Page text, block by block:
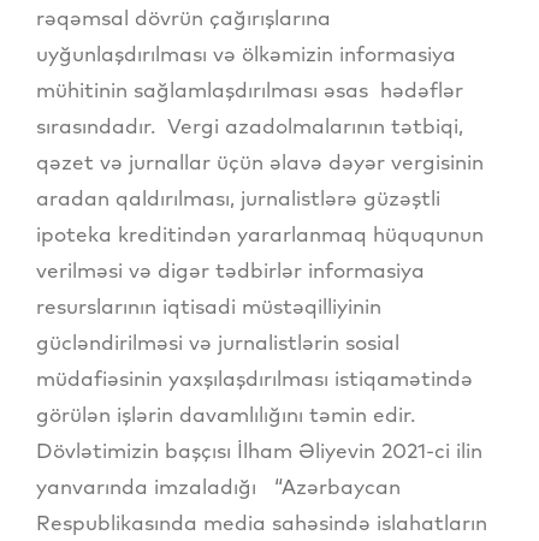
rəqəmsal dövrün çağırışlarına
uyğunlaşdırılması və ölkəmizin informasiya
mühitinin sağlamlaşdırılması əsas hədəflər
sırasındadır. Vergi azadolmalarının tətbiqi,
qəzet və jurnallar üçün əlavə dəyər vergisinin
aradan qaldırılması, jurnalistlərə güzəştli
ipoteka kreditindən yararlanmaq hüququnun
verilməsi və digər tədbirlər informasiya
resurslarının iqtisadi müstəqilliyinin
gücləndirilməsi və jurnalistlərin sosial
müdafiəsinin yaxşılaşdırılması istiqamətində
görülən işlərin davamlılığını təmin edir.
Dövlətimizin başçısı İlham Əliyevin 2021-ci ilin
yanvarında imzaladığı “Azərbaycan
Respublikasında media sahəsində islahatların